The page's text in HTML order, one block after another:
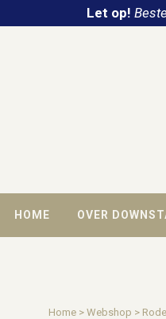
Let op!
HOME OVER
Home> Webshop >